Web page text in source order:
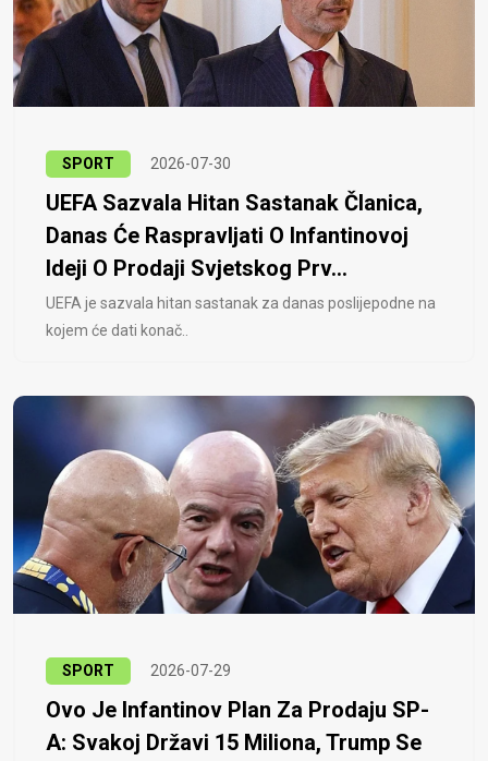
SPORT 2026-07-30
UEFA Sazvala Hitan Sastanak Članica,
Danas Će Raspravljati O Infantinovoj
Ideji O Prodaji Svjetskog Prv...
UEFA je sazvala hitan sastanak za danas poslijepodne na
kojem će dati konač..
SPORT 2026-07-29
Ovo Je Infantinov Plan Za Prodaju SP-
A: Svakoj Državi 15 Miliona, Trump Se